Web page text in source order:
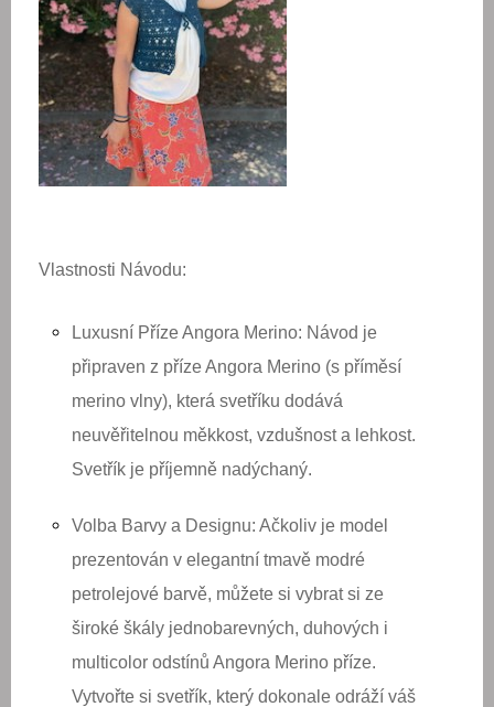
Vlastnosti Návodu:
Luxusní Příze Angora Merino: Návod je
připraven z příze Angora Merino (s příměsí
merino vlny), která svetříku dodává
neuvěřitelnou měkkost, vzdušnost a lehkost.
Svetřík je příjemně nadýchaný.
Volba Barvy a Designu: Ačkoliv je model
prezentován v elegantní tmavě modré
petrolejové barvě, můžete si vybrat si ze
široké škály jednobarevných, duhových i
multicolor odstínů Angora Merino příze.
Vytvořte si svetřík, který dokonale odráží váš